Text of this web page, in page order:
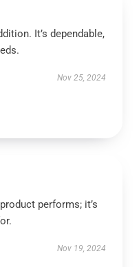
It’s dependable,
Nov 25, 2024
performs; it’s
Nov 19, 2024